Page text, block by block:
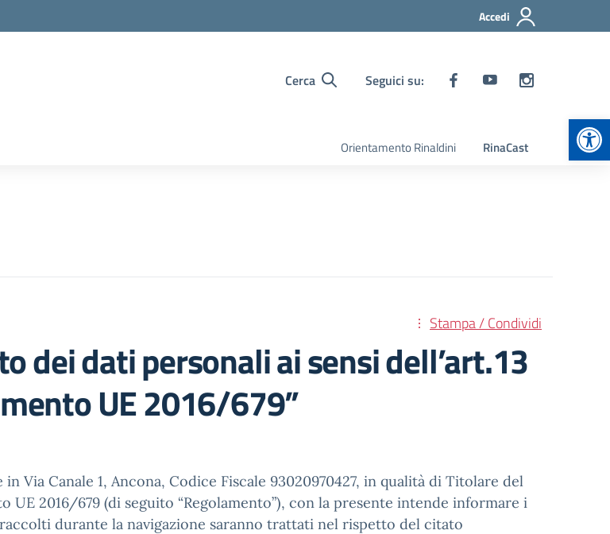
Accedi
Cerca Seguici su:
Orientamento Rinaldini RinaCast
Stampa / Condividi
dei dati personali ai sensi dell’art.13
UE 2016/679”
Via Canale 1, Ancona, Codice Fiscale 93020970427, in qualità di Titolare del
UE 2016/679 (di seguito “Regolamento”), con la presente intende informare i
durante la navigazione saranno trattati nel rispetto del citato